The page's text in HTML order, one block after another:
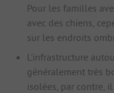
Pour les familles
avec des chiens,
sur les endroits
L'infrastructure
généralement très
isolées, par contre,